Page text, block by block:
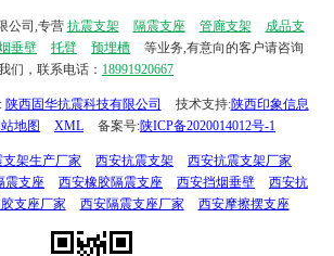
公司,专营 抗震支架 隔震支座 管廊支架
成品支
垂壁 托臂 预埋槽
等业务,有意向的客户请咨询
们，联系电话： 18991920667
陕西固华抗震科技有限公司 技术支持:陕西印象信息
地图 XML 备案号:陕ICP备2020014012号-1
架生产厂家 西安抗震支架
西安抗震支架厂家
震支座 西安橡胶隔震支座 西安挡烟垂壁
西安抗
支座厂家 西安隔震支座厂家 西安摩擦摆支座